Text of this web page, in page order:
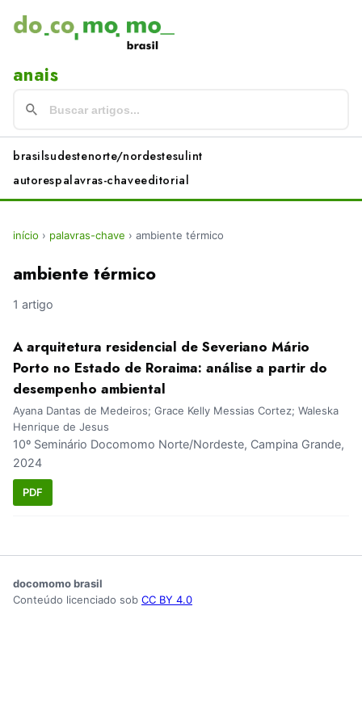
anais
brasilsudestenorte/nordestesulint
autorespalavras-chaveeditorial
início › palavras-chave › ambiente térmico
ambiente térmico
1 artigo
A arquitetura residencial de Severiano Mário
Porto no Estado de Roraima: análise a partir do
desempenho ambiental
Ayana Dantas de Medeiros; Grace Kelly Messias Cortez; Waleska
Henrique de Jesus
10º Seminário Docomomo Norte/Nordeste, Campina Grande,
2024
PDF
docomomo brasil
Conteúdo licenciado sob CC BY 4.0